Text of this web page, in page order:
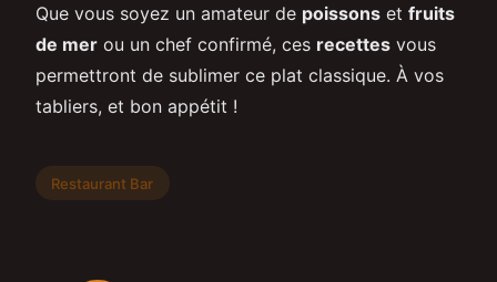
Que vous soyez un amateur de poissons et fruits
de mer ou un chef confirmé, ces recettes vous
permettront de sublimer ce plat classique. À vos
tabliers, et bon appétit !
Restaurant Bar